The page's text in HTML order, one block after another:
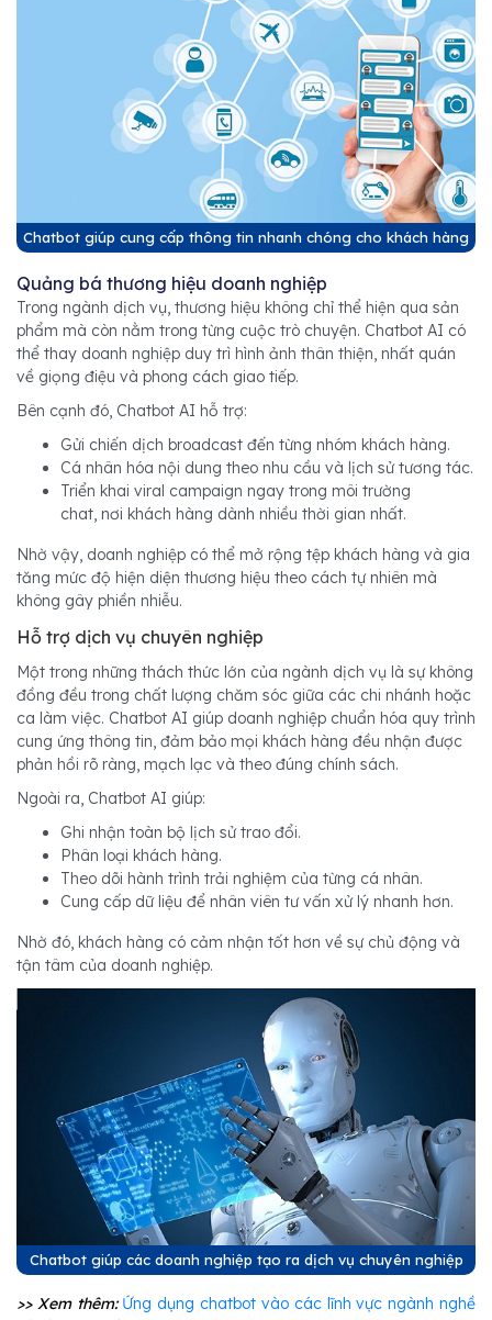
Chatbot giúp cung cấp thông tin nhanh chóng cho khách hàng
Quảng bá thương hiệu doanh nghiệp
Trong ngành dịch vụ, thương hiệu không chỉ thể hiện qua sản
phẩm mà còn nằm trong từng cuộc trò chuyện. Chatbot AI có
thể thay doanh nghiệp duy trì hình ảnh thân thiện, nhất quán
về giọng điệu và phong cách giao tiếp.
Bên cạnh đó, Chatbot AI hỗ trợ:
Gửi chiến dịch broadcast đến từng nhóm khách hàng.
Cá nhân hóa nội dung theo nhu cầu và lịch sử tương tác.
Triển khai viral campaign ngay trong môi trường
chat, nơi khách hàng dành nhiều thời gian nhất.
Nhờ vậy, doanh nghiệp có thể mở rộng tệp khách hàng và gia
tăng mức độ hiện diện thương hiệu theo cách tự nhiên mà
không gây phiền nhiễu.
Hỗ trợ dịch vụ chuyên nghiệp
Một trong những thách thức lớn của ngành dịch vụ là sự không
đồng đều trong chất lượng chăm sóc giữa các chi nhánh hoặc
ca làm việc. Chatbot AI giúp doanh nghiệp chuẩn hóa quy trình
cung ứng thông tin, đảm bảo mọi khách hàng đều nhận được
phản hồi rõ ràng, mạch lạc và theo đúng chính sách.
Ngoài ra, Chatbot AI giúp:
Ghi nhận toàn bộ lịch sử trao đổi.
Phân loại khách hàng.
Theo dõi hành trình trải nghiệm của từng cá nhân.
Cung cấp dữ liệu để nhân viên tư vấn xử lý nhanh hơn.
Nhờ đó, khách hàng có cảm nhận tốt hơn về sự chủ động và
tận tâm của doanh nghiệp.
Chatbot giúp các doanh nghiệp tạo ra dịch vụ chuyên nghiệp
>> Xem thêm:Ứng dụng chatbot vào các lĩnh vực ngành nghề